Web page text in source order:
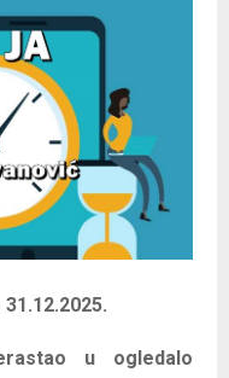
u ogledalo